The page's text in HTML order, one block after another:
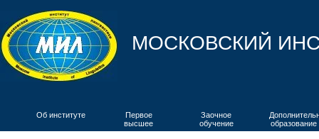
МОСКОВСКИЙ
Об институте
Первое
высшее
Заочное
обучение
образование